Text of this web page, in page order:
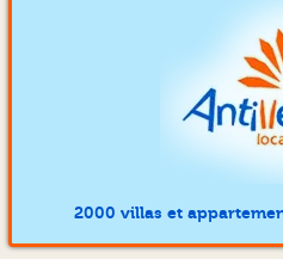
2000 villas et